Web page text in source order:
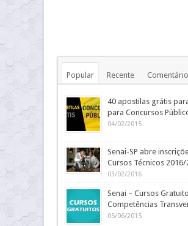
Popular Recente
40 apostilas grátis
para Concursos
04/02/2015
Senai-SP abre
Cursos Técnicos 2016/
03/02/2016
Senai – Cursos
Competências
05/06/2015